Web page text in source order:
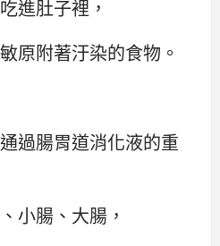
進肚子裡，
原附著汙染的食物。
過腸胃道消化液的重
小腸、大腸，